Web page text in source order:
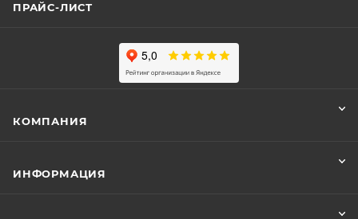
ПРАЙС-ЛИСТ
КОМПАНИЯ
ИНФОРМАЦИЯ